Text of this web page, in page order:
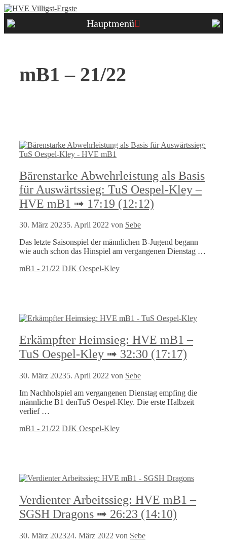
Zum
springen
Hauptmenü
mB1 – 21/22
Bärenstarke Abwehrleistung als Basis
für Auswärtssieg: TuS Oespel-Kley –
HVE mB1 ➟ 17:19 (12:12)
30. März 20235. April 2022 von Sebe
Das letzte Saisonspiel der männlichen B-Jugend begann
wie auch schon das Hinspiel am vergangenen Dienstag …
Kategorien
mB1 - 21/22 Schlagwörter
DJK Oespel-Kley
Erkämpfter Heimsieg: HVE mB1 –
TuS Oespel-Kley ➟ 32:30 (17:17)
30. März 20235. April 2022 von Sebe
Im Nachholspiel am vergangenen Dienstag empfing die
männliche B1 denTuS Oespel-Kley. Die erste Halbzeit
verlief …
Kategorien
mB1 - 21/22 Schlagwörter
DJK Oespel-Kley
Verdienter Arbeitssieg: HVE mB1 –
SGSH Dragons ➟ 26:23 (14:10)
30. März 202324. März 2022 von Sebe